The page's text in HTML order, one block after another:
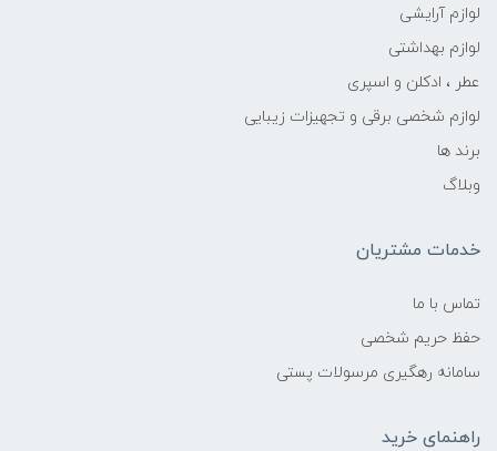
لوازم آرایشی
لوازم بهداشتی
عطر ، ادکلن و اسپری
لوازم شخصی برقی و تجهیزات زیبایی
برند ها
وبلاگ
خدمات مشتریان
تماس با ما
حفظ حریم شخصی
سامانه رهگیری مرسولات پستی
راهنمای خرید